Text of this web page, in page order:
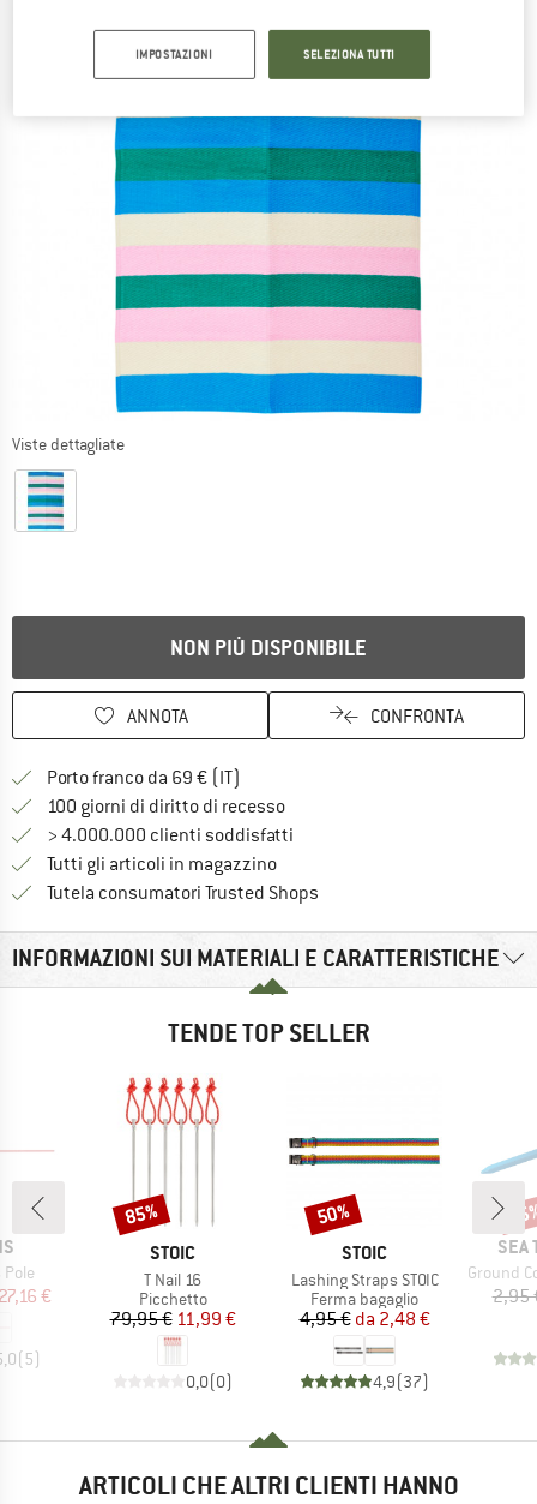
Viste dettagliate
NON PIÙ DISPONIBILE
ANNOTA CONFRONTA
Porto franco da 69 € (IT)
100 giorni di diritto di recessoVai alla politica di recesso qui
> 4.000.000 clienti soddisfatti
Tutti gli articoli in magazzino
Tutela consumatori Trusted Shops
INFORMAZIONI SUI MATERIALI E CARATTERISTICHE
TENDE TOP SELLER
Pole
ridotto
€
(5)
MARCHIO
STOIC
Articolo
T Nail 16
Gruppo di prodotti
Picchetto
Prezzo
79,95 €Prezzo ridotto
11,99 €
0,0(0)
Sconto
85%
MARCHIO
STOIC
Articolo
Lashing Straps STOIC
Gruppo di prodotti
Ferma bagaglio
Prezzo
4,95 € Prezzo ridotto
da 2,48 €
4,9(37)
Sconto
50%
SEA
Articolo
Ground
2,95
ARTICOLI CHE ALTRI CLIENTI HANNO
IMPOSTAZIONI SELEZIONA TUTTI